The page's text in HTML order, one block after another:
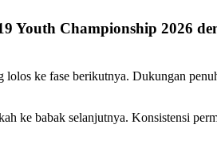
Youth Championship 2026
ke fase berikutnya. Dukungan
ke babak selanjutnya. Konsistensi